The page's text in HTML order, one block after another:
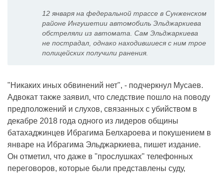
12 января на федеральной трассе в Сунженском
районе Ингушетии автомобиль Эльджаркиева
обстреляли из автомата. Сам Эльджаркиева
не пострадал, однако находившиеся с ним трое
полицейских получили ранения.
"Никаких иных обвинений нет", - подчеркнул Мусаев.
Адвокат также заявил, что следствие пошло на поводу
предположений и слухов, связанных с убийством в
декабре 2018 года одного из лидеров общины
батахаджинцев Ибрагима Белхароева и покушением в
январе на Ибрагима Эльджаркиева, пишет издание.
Он отметил, что даже в "прослушках" телефонных
переговоров, которые были представлены суду,